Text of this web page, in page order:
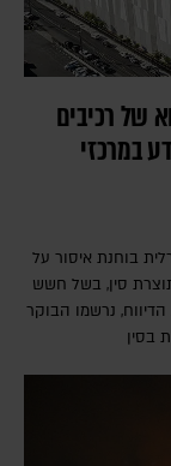
של רכיבים
במרכזי
בוחנת איסור על
סין, בשל חשש
נרשמו הבוקר
בסין